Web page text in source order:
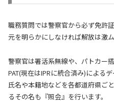
職務質問では警察官から必ず免許
元を明らかにしなければ解放は激ム
警察官は署活系無線や、パトカー
PAT(現在はIPRに統合済み)による
氏名や本籍地などを各都道府県ご
るその名も『照会』を行います。